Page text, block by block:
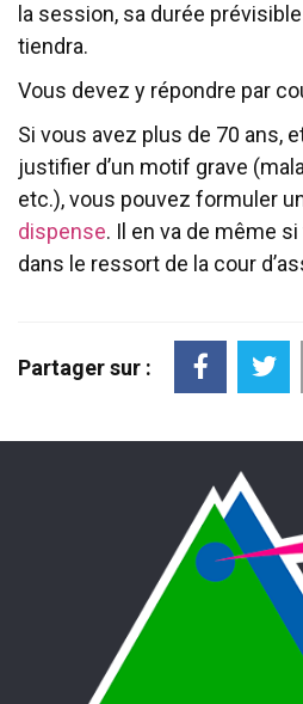
la session, sa durée
tiendra.
Vous devez y répondre par
Si vous avez plus de 70 ans,
justifier d’un motif grave
etc.), vous pouvez formuler
dispense. Il en va de même
dans le ressort de la cour
Partager sur :